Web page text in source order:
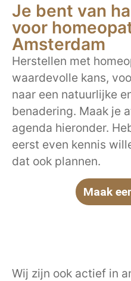
Je bent van
voor
Amsterdam
Herstellen met
waardevolle kans,
naar een natuurlijke
benadering. Maak je
agenda hieronder.
eerst even kennis
dat ook plannen.
Maak
Wij zijn ook actief in